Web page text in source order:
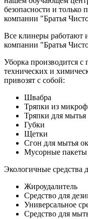
безопасности и только
компании "Братья
Все клинеры работают
компании "Братья
Уборка производится
технических и
привозят с собой:
Швабра
Тряпки из
Тряпки для мытья
Губки
Щетки
Сгон для мытья
Мусорные пакеты
Экологичные средства
Жироудалитель
Средство для
Универсальное
Средство для